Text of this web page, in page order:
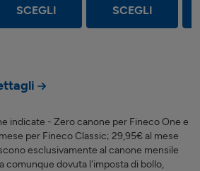
SCEGLI SCEGLI
indicate - Zero canone per Fineco One e
per Fineco Classic; 29,95€ al mese
esclusivamente al canone mensile
comunque dovuta l'imposta di bollo,